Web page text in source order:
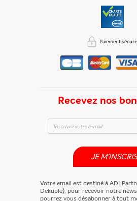
En partageant du contenu, vous
informations soient traitées par
Dékuple), responsable de traitement,
votre demande de recommandation
Vous certifiez également ne pas
Votre adresse email et celle de votre
pour cet envoi à la suite duquel elles
automatiquement supprimées. Pour
notre rubrique "Données personnelles
Recevez nos
JE M'INSCRIS
Votre email est destiné à
Dekuple), pour recevoir notre
pourrez vous désabonner à tout
Paiement